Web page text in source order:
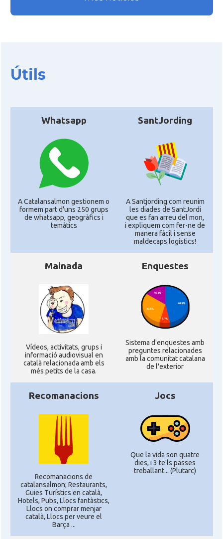
Útils
Whatsapp
A Catalansalmon gestionem o
formem part d'uns 250 grups
de whatsapp, geogràfics i
temàtics
SantJording
A Santjording.com reunim
les diades de SantJordi
que es fan arreu del mon,
i expliquem com fer-ne de
manera fàcil i sense
maldecaps logí­stics!
Mainada
Ví­deos, activitats, grups i
informació audiovisual en
català relacionada amb els
més petits de la casa.
Enquestes
Sistema d'enquestes amb
preguntes relacionades
amb la comunitat catalana
de l'exterior
Recomanacions
Recomanacions de
catalansalmon; Restaurants,
Guies Turístics en català,
Hotels, Pubs, Llocs fantàstics,
Llocs on comprar menjar
català, Llocs per veure el
Barça ...
Jocs
Que la vida son quatre
dies, i 3 te'ls passes
treballant... (Plutarc)